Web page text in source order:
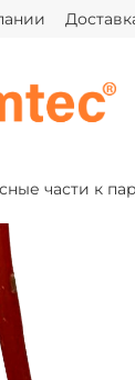
части к